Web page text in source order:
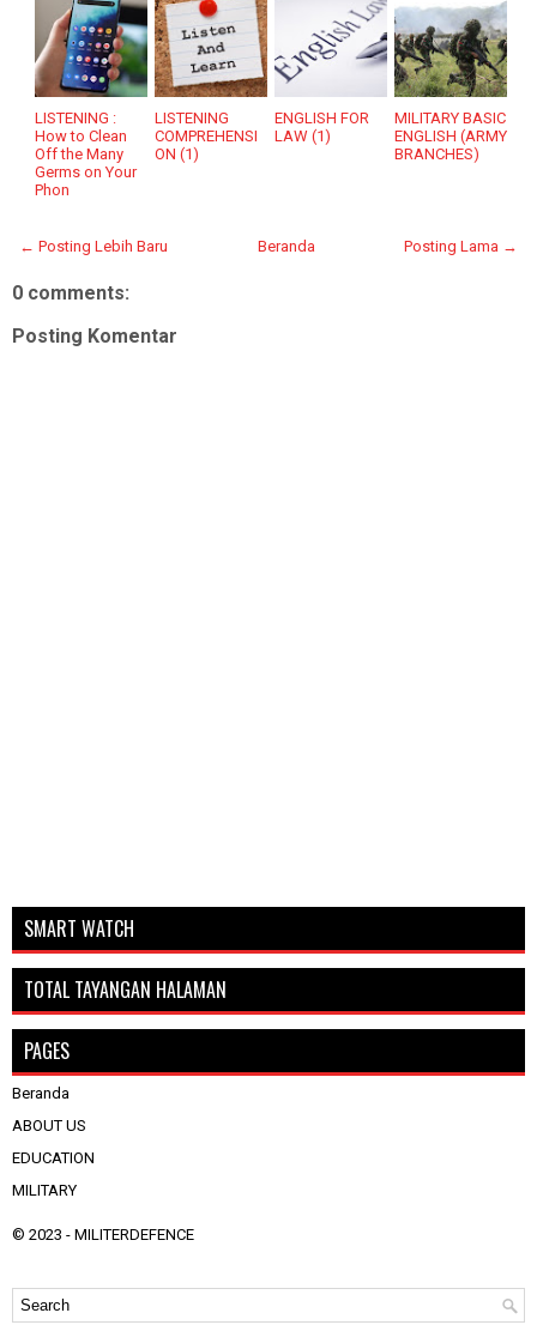
LISTENING :
How to Clean
Off the Many
Germs on Your
Phon
LISTENING
COMPREHENSI
ON (1)
ENGLISH FOR
LAW (1)
MILITARY BASIC
ENGLISH (ARMY
BRANCHES)
← Posting Lebih Baru Posting Lama →
Beranda
0 comments:
Posting Komentar
SMART WATCH
TOTAL TAYANGAN HALAMAN
PAGES
Beranda
ABOUT US
EDUCATION
MILITARY
© 2023 - MILITERDEFENCE